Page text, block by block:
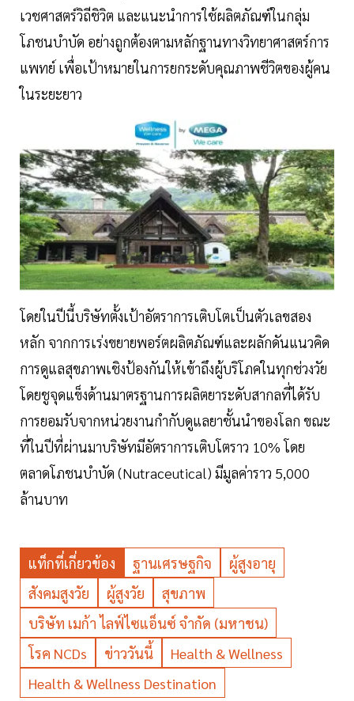
เวชศาสตร์วิถีชิวิต และแนะนำการใช้ผลิตภัณฑ์ในกลุ่ม
โภชนบำบัด อย่างถูกต้องตามหลักฐานทางวิทยาศาสตร์การ
แพทย์ เพื่อเป้าหมายในการยกระดับคุณภาพชีวิตของผู้คน
ในระยะยาว
โดยในปีนี้บริษัทตั้งเป้าอัตราการเติบโตเป็นตัวเลขสอง
หลัก จากการเร่งขยายพอร์ตผลิตภัณฑ์และผลักดันแนวคิด
การดูแลสุขภาพเชิงป้องกันให้เข้าถึงผู้บริโภคในทุกช่วงวัย
โดยชูจุดแข็งด้านมาตรฐานการผลิตยาระดับสากลที่ได้รับ
การยอมรับจากหน่วยงานกำกับดูแลยาชั้นนำของโลก ขณะ
ที่ในปีที่ผ่านมาบริษัทมีอัตราการเติบโตราว 10% โดย
ตลาดโภชนบำบัด (Nutraceutical) มีมูลค่าราว 5,000
ล้านบาท
แท็กที่เกี่ยวข้อง ฐานเศรษฐกิจ
ผู้สูงอายุ
สังคมสูงวัย
ผู้สูงวัย
สุขภาพ
บริษัท เมก้า ไลฟ์ไซแอ็นซ์ จำกัด (มหาชน)
โรค NCDs
ข่าววันนี้
Health & Wellness
Health & Wellness Destination